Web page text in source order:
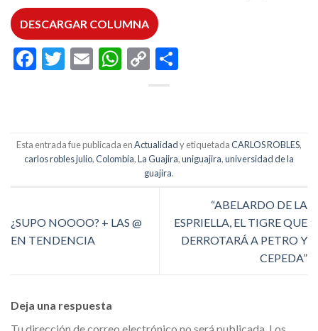
DESCARGAR COLUMNA
Facebook
Twitter
EmailWhatsApp
Copy
Link
Esta entrada fue publicada enActualidady etiquetadaCARLOS ROBLES,
carlos robles julio,Colombia,La Guajira,uniguajira,universidad de la
guajira.
¿SUPO NOOOO? + LAS @
EN TENDENCIA
“ABELARDO DE LA
ESPRIELLA, EL TIGRE QUE
DERROTARÁ A PETRO Y
CEPEDA”
Deja una respuesta